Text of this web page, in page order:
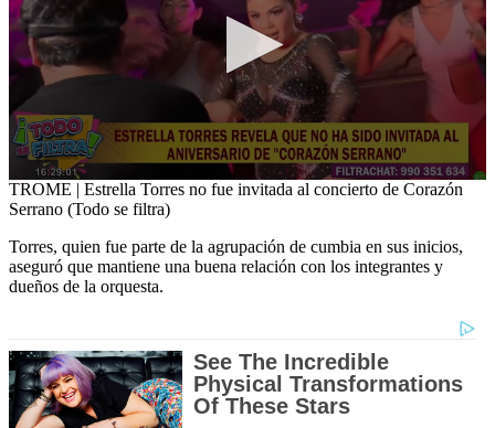
0
seconds
4
minutes,
50
seconds
TROME | Estrella Torres no fue invitada al concierto de Corazón
Serrano (Todo se filtra)
Torres, quien fue parte de la agrupación de cumbia en sus inicios,
aseguró que mantiene una buena relación con los integrantes y
dueños de la orquesta.